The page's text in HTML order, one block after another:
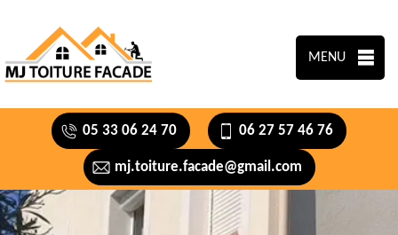
MENU
05 33 06 24 70 06 27 57 46 76
mj.toiture.facade@gmail.com